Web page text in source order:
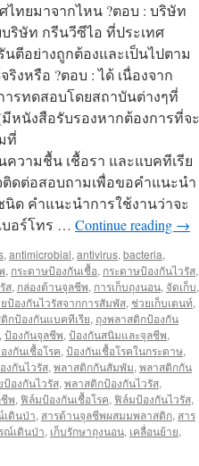
ไทยมาจากไหน ?ตอบ : บริษัท
ริษัท กรีนวีซีไอ ที่ประเทศ
อย่างถูกต้องและเป็นไปตาม
งหรือ ?ตอบ : ได้ เนื่องจาก
รทดสอบโดยสถาบันต่างๆที่
หนังสือรับรองหากต้องการที่จะ
ที่
นความชื้น เชื้อรา และแบคทีเรีย
จติดต่อสอบถามเพื่อขอคำแนะนำ
ด คำแนะนำการใช้งานว่าจะ
บอร์โทร … Continue reading →
, antimicrobial, antivirus, bacteria,
, กระดาษป้องกันเชื้อ, กระดาษป้องกันไวรัส,
ส, กล่องต้านจุลชีพ, การเก็บถุงนอน, จัดเก็บ,
ป้องกันไวรัสจากการสัมพัส, ช่วยเก็บเตนท์,
กป้องกันแบคทีเรีย, ถุงพลาสติกป้องกัน
, ป้องกันจุลชีพ, ป้องกันสนิมและจุลชีพ,
งกันเชื้อโรค, ป้องกันเชื้อโรคในกระดาษ,
งกันไวรัส, พลาสติกกันสัมพัม, พลาสติกกัน
องกันไวรัส, พลาสติกป้องกันไวรัส,
พ, ฟิล์มป้องกันเชื้อโรค, ฟิล์มป้องกันไวรัส,
เดินป่า, สารต้านจุลชีพผสมมพลาสติก, สาร
ณ์เดินป่า, เก็บรักษาถุงนอน, เคลื่อนย้าย,